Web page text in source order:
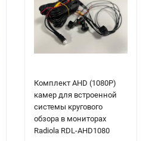
Комплект AHD (1080P)
камер для встроенной
системы кругового
обзора в мониторах
Radiola RDL-AHD1080